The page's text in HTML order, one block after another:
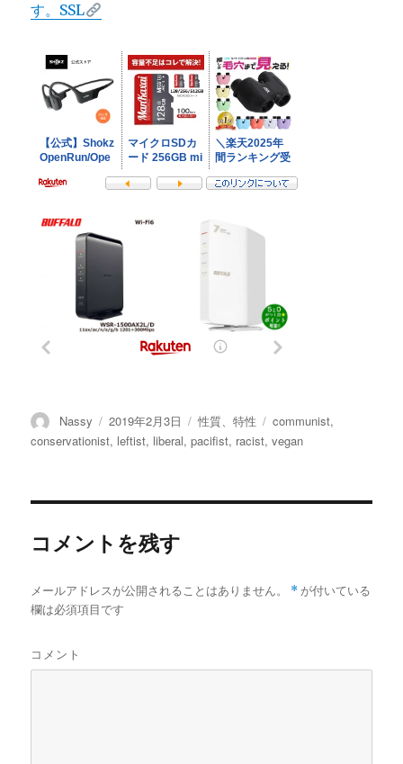
す。SSL
投
稿
Nassy
投
稿
2019年2月3日
カ
テ
性質、特性
タ
グ
communist,
conservationist, leftist, liberal,pacifist, racist,vegan
コメントを残す
メールアドレスが公開されることはありません。 *が付いている
欄は必須項目です
コメント